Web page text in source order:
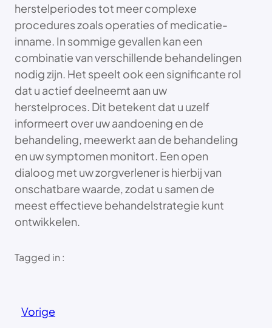
herstelperiodes tot meer complexe
procedures zoals operaties of medicatie-
inname. In sommige gevallen kan een
combinatie van verschillende behandelingen
nodig zijn. Het speelt ook een significante rol
dat u actief deelneemt aan uw
herstelproces. Dit betekent dat u uzelf
informeert over uw aandoening en de
behandeling, meewerkt aan de behandeling
en uw symptomen monitort. Een open
dialoog met uw zorgverlener is hierbij van
onschatbare waarde, zodat u samen de
meest effectieve behandelstrategie kunt
ontwikkelen.
Tagged in :
Vorige